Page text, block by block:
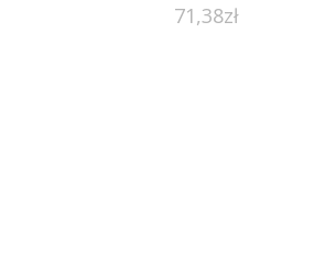
71,38zł